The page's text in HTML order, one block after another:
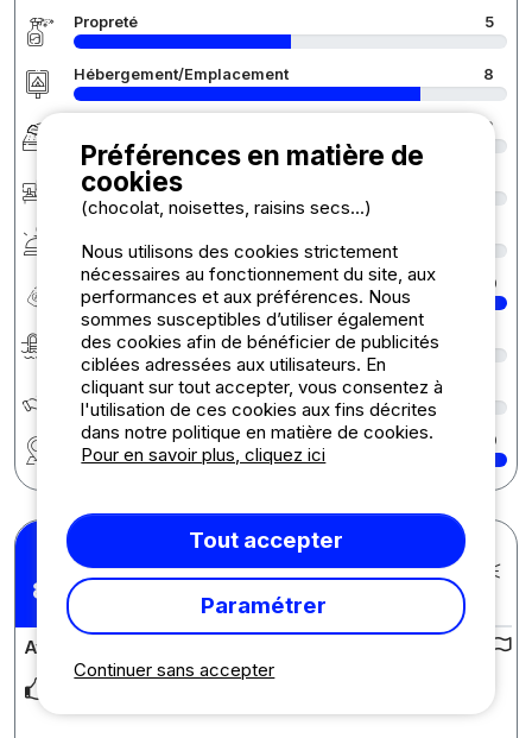
Propreté 5
Hébergement/Emplacement 8
8
Accueil
Rapport qualité/prix 10
Baignade
Écologie développement durable
Région 10
8,5/10
Posté le 21/07/2026
Séjour : 11/07/2026 - 18/07/2026
Avis sur le camping :
Continuer sans accepter
Préférences en matière de
cookies
(chocolat, noisettes, raisins secs...)
Nous utilisons des cookies strictement
nécessaires au fonctionnement du site, aux
performances et aux préférences. Nous
sommes susceptibles d’utiliser également
des cookies afin de bénéficier de publicités
ciblées adressées aux utilisateurs. En
cliquant sur tout accepter, vous consentez à
l'utilisation de ces cookies aux fins décrites
dans notre politique en matière de cookies.
Pour en savoir plus, cliquez ici
Tout accepter
Paramétrer